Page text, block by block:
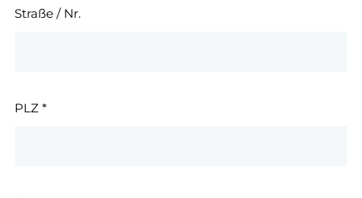
Straße / Nr.
PLZ *